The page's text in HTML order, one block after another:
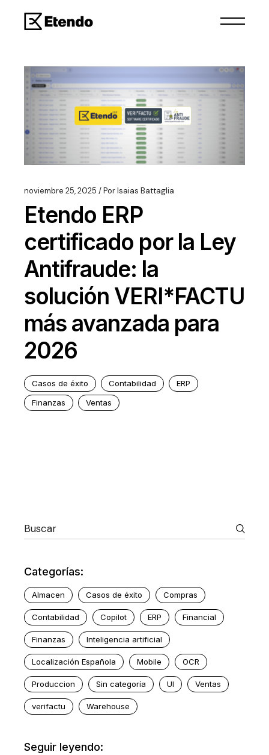
noviembre 25, 2025 PorIsaias Battaglia
Etendo ERP
certificado por la Ley
Antifraude: la
solución VERI*FACTU
más avanzada para
2026
Casos de éxito Contabilidad
ERP
Finanzas
Ventas
Categorías:
Almacen Casos de éxito Compras
Contabilidad Copilot ERP Financial
Finanzas Inteligencia artificial
Localización Española Mobile OCR
Produccion Sin categoría UI Ventas
verifactu Warehouse
Seguir leyendo: